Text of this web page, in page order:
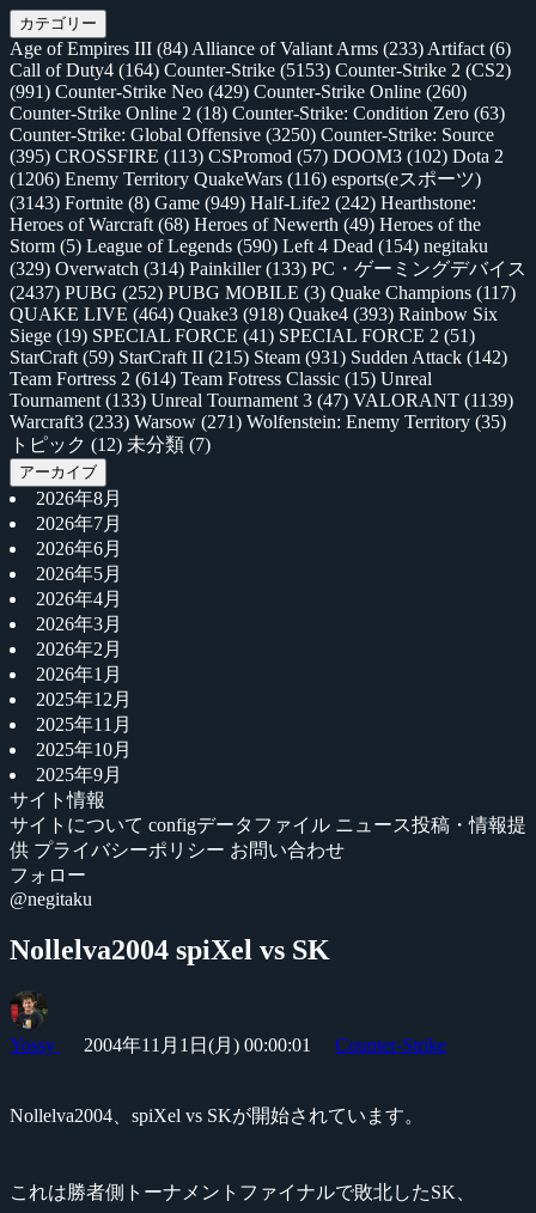
カテゴリー
Age of Empires III (84) Alliance of Valiant Arms (233) Artifact (6)
Call of Duty4 (164) Counter-Strike (5153) Counter-Strike 2 (CS2)
(991) Counter-Strike Neo (429) Counter-Strike Online (260)
Counter-Strike Online 2 (18) Counter-Strike: Condition Zero (63)
Counter-Strike: Global Offensive (3250) Counter-Strike: Source
(395) CROSSFIRE (113) CSPromod (57) DOOM3 (102) Dota 2
(1206) Enemy Territory QuakeWars (116) esports(eスポーツ)
(3143) Fortnite (8) Game (949) Half-Life2 (242) Hearthstone:
Heroes of Warcraft (68) Heroes of Newerth (49) Heroes of the
Storm (5) League of Legends (590) Left 4 Dead (154) negitaku
(329) Overwatch (314) Painkiller(133) PC・ゲーミングデバイス
(2437) PUBG (252) PUBG MOBILE (3) Quake Champions (117)
QUAKE LIVE (464) Quake3 (918) Quake4 (393) Rainbow Six
Siege (19) SPECIAL FORCE (41) SPECIAL FORCE 2 (51)
StarCraft (59) StarCraft II (215) Steam (931) Sudden Attack (142)
Team Fortress 2 (614) Team Fotress Classic (15) Unreal
Tournament (133) Unreal Tournament 3 (47) VALORANT (1139)
Warcraft3 (233) Warsow (271) Wolfenstein: Enemy Territory (35)
トピック (12) 未分類 (7)
アーカイブ
2026年8月
2026年7月
2026年6月
2026年5月
2026年4月
2026年3月
2026年2月
2026年1月
2025年12月
2025年11月
2025年10月
2025年9月
サイト情報
サイトについて configデータファイル ニュース投稿・情報提
供 プライバシーポリシー お問い合わせ
フォロー
@negitaku
Nollelva2004 spiXel vs SK
Yossy 2004年11月1日(月) 00:00:01 Counter-Strike
Nollelva2004、spiXel vs SKが開始されています。
これは勝者側トーナメントファイナルで敗北したSK、